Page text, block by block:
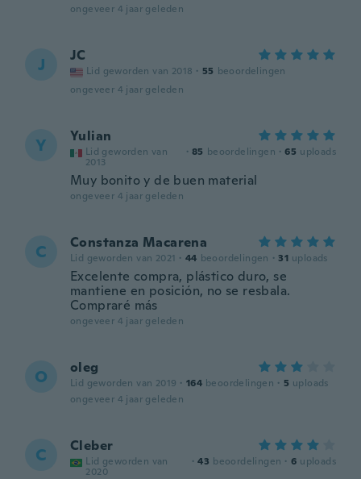
ongeveer 4 jaar geleden
J JC
Lid geworden van 2018 · 55 beoordelingen
ongeveer 4 jaar geleden
Y Yulian
Lid geworden van
2013
· 85 beoordelingen · 65 uploads
Muy bonito y de buen material
ongeveer 4 jaar geleden
C Constanza Macarena
Lid geworden van 2021 · 44 beoordelingen · 31 uploads
Excelente compra, plástico duro, se
mantiene en posición, no se resbala.
Compraré más
ongeveer 4 jaar geleden
O oleg
Lid geworden van 2019 · 164 beoordelingen · 5 uploads
ongeveer 4 jaar geleden
C Cleber
Lid geworden van
2020
· 43 beoordelingen · 6 uploads